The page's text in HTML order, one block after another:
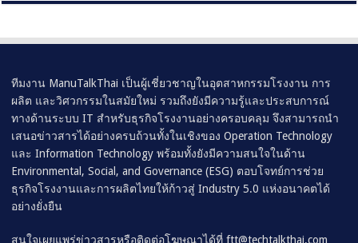
ทีมงาน ManuTalkThai เป็นผู้เชี่ยวชาญในอุตสาหกรรมโรงงาน การ
ผลิต และวิศวกรรมในสมัยใหม่ รวมถึงยังมีความรู้และประสบการณ์
ทางด้านระบบ IT สำหรับธุรกิจโรงงานอย่างครอบคลุม จึงสามารถนำ
เสนอข่าวสารได้อย่างครบถ้วนทั้งในเชิงของ Operation Technology
และ Information Technology พร้อมทั้งยังมีความสนใจในด้าน
Environmental, Social, and Governance (ESG) ตอบโจทย์การช่วย
ธุรกิจโรงงานและการผลิตไทยให้ก้าวสู่ Industry 5.0 แห่งอนาคตได้
อย่างยั่งยืน
สนใจเผยแพร่ข่าวสารหรือติดต่อโฆษณาได้ที่ftt@techtalkthai.com